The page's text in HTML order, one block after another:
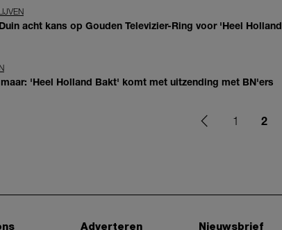
acht kans op Gouden Televizier-Ring voor 'Heel Holland
'Heel Holland Bakt' komt met uitzending met BN'ers
1 2
Adverteren Nieuwsbrief